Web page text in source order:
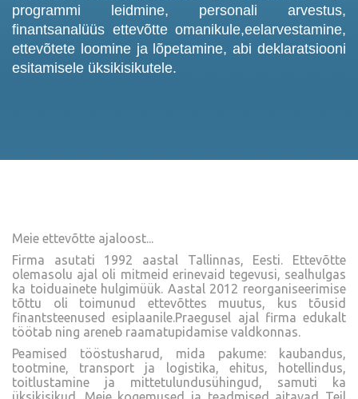
programmi leidmine, personali arvestus,
finantsanalüüs ettevõtte omanikule,eelarvestamine,
ettevõtete loomine ja lõpetamine, abi deklaratsiooni
esitamisele üksikisikutele.
Meie ettevõtte ajaloost...
Firma asutati 1992 aastal Tallinnas, Eesti. Ettevõtte
olemasolu ajal oli mitmeid erinevaid tegevusi, sealhulgas
ka toiduainete hulgimüük. Aastal 2012 reorganiseerimise
tõttu oli toimunud ettevõttes muutus, kus tõusid
finantsteenused esiplaanile.Praegusel ajal firma edukalt
töötab ning areneb raamatupidamise valdkonnas.
Peamised tööstusharud, mida pakume: kaubandus,
tootmine, transport ja logistika, ehitus, hotellindus,
toitlustamine ja mittetulundusühingud, samuti ka